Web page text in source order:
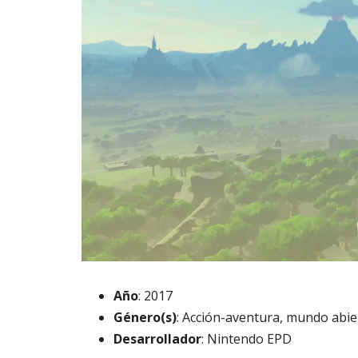
Año: 2017
Género(s): Acción-aventura, mundo
Desarrollador: Nintendo EPD